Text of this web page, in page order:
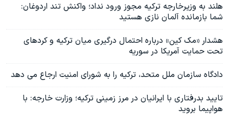
هلند به وزیرخارجه ترکیه مجوز ورود نداد؛ واکنش تند اردوغان:
شما بازمانده آلمان نازی هستید
هشدار «مک کین» درباره احتمال درگیری میان ترکیه و کردهای
تحت حمایت آمریکا در سوریه
دادگاه سازمان ملل متحد، ترکیه را به شورای امنیت ارجاع می دهد
تایید بدرفتاری با ایرانیان در مرز زمینی ترکیه؛ وزارت خارجه: با
هواپیما بروید